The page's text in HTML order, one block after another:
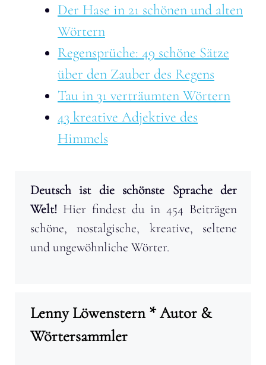
Der Hase in 21 schönen und alten
Wörtern
Regensprüche: 49 schöne Sätze
über den Zauber des Regens
Tau in 31 verträumten Wörtern
43 kreative Adjektive des
Himmels
Deutsch ist die schönste Sprache der
Welt! Hier findest du in 454 Beiträgen
schöne, nostalgische, kreative, seltene
und ungewöhnliche Wörter.
Lenny Löwenstern * Autor &
Wörtersammler